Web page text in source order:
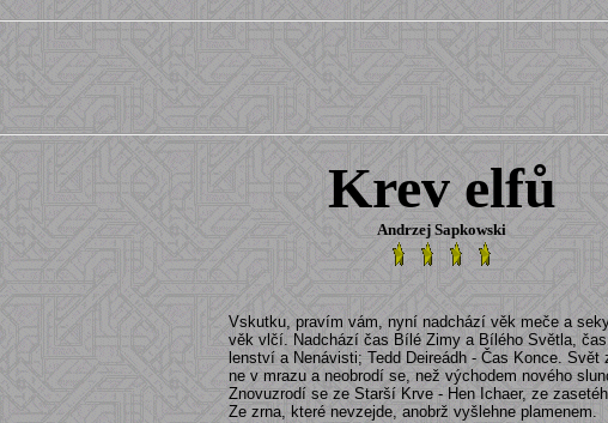
Krev elfů
Andrzej Sapkowski
Vskutku, pravím vám, nyní nadchází věk meče a
věk vlčí. Nadchází čas Bílé Zimy a Bílého Světla,
lenství a Nenávisti; Tedd Deireádh - Čas Konce. Svět
ne v mrazu a neobrodí se, než východem nového
Znovuzrodí se ze Starší Krve - Hen Ichaer, ze
Ze zrna, které nevzejde, anobrž vyšlehne plamenem.